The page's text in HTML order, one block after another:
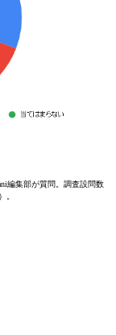
編集部が質問。調査設問数
。